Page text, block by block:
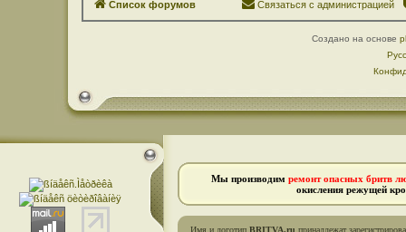
Список форумов Связаться с администрацией
Создано на основе
Мы производим ремонт опасных бритв
окисления режущей
Имя и логотип BRITVA.ru принадлежат